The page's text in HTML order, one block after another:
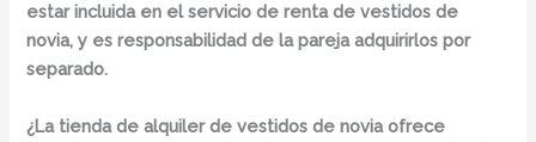
estar incluida en el servicio de renta de vestidos de
novia, y es responsabilidad de la pareja adquirirlos por
separado.
¿La tienda de alquiler de vestidos de novia ofrece